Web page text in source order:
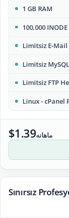
1 GB RAM
100,000 INODE
Limitsiz E-
Limitsiz MySQL
Limitsiz FTP
Linux - cPanel
$1.39ماهانه
Sınırsız